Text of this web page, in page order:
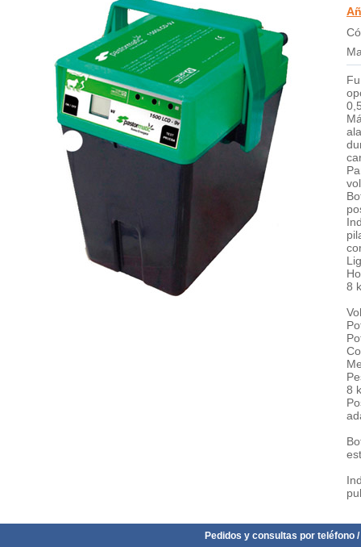
8
8
Pedidos y consultas por teléfono